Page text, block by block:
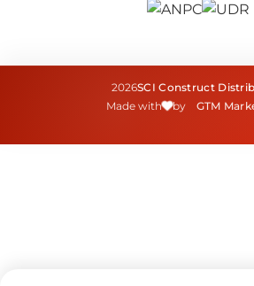
2026SCI Construct
Made with
by GTM